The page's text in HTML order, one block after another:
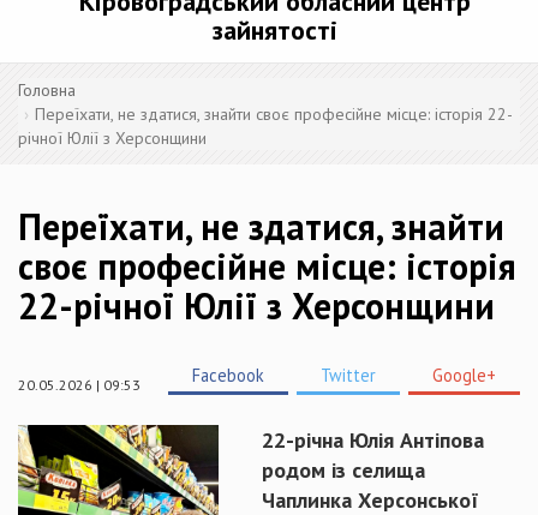
зайнятості
Головна
Переїхати, не здатися, знайти своє професійне місце: історія 22-
річної Юлії з Херсонщини
Переїхати, не здатися, знайти
своє професійне місце: історія
22-річної Юлії з Херсонщини
20.05.2026 | 09:53 Facebook Twitter Google+
22-річна Юлія Антіпова
родом із селища
Чаплинка Херсонської